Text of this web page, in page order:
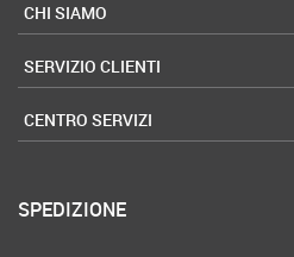
CHI SIAMO
SERVIZIO CLIENTI
CENTRO SERVIZI
SPEDIZIONE